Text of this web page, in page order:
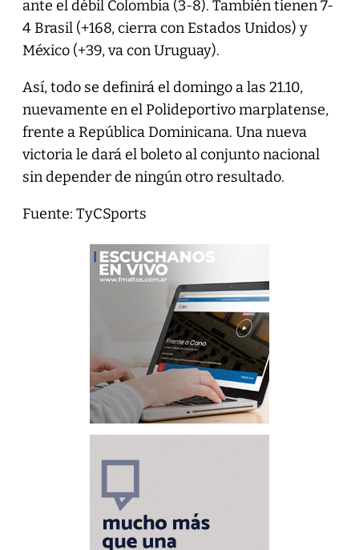
ante el débil Colombia (3-8). También tienen 7-
4 Brasil (+168, cierra con Estados Unidos) y
México (+39, va con Uruguay).
Así, todo se definirá el domingo a las 21.10,
nuevamente en el Polideportivo marplatense,
frente a República Dominicana. Una nueva
victoria le dará el boleto al conjunto nacional
sin depender de ningún otro resultado.
Fuente: TyCSports